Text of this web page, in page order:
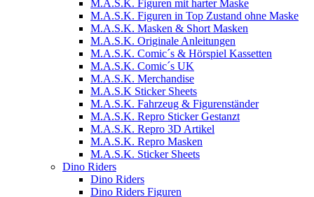
M.A.S.K. Figuren mit harter Maske
M.A.S.K. Figuren in Top Zustand ohne Maske
M.A.S.K. Masken & Short Masken
M.A.S.K. Originale Anleitungen
M.A.S.K. Comic´s & Hörspiel Kassetten
M.A.S.K. Comic´s UK
M.A.S.K. Merchandise
M.A.S.K Sticker Sheets
M.A.S.K. Fahrzeug & Figurenständer
M.A.S.K. Repro Sticker Gestanzt
M.A.S.K. Repro 3D Artikel
M.A.S.K. Repro Masken
M.A.S.K. Sticker Sheets
Dino Riders
Dino Riders
Dino Riders Figuren